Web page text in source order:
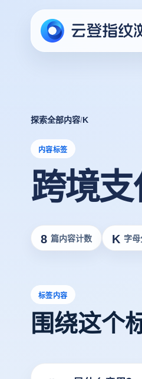
探索全部内容/K
内容标签
跨境
8 篇内容计数 K 字
标签内容
围绕这个